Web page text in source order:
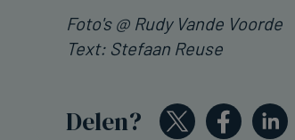
Foto's @ Rudy Vande Voorde
Text: Stefaan Reuse
Delen?